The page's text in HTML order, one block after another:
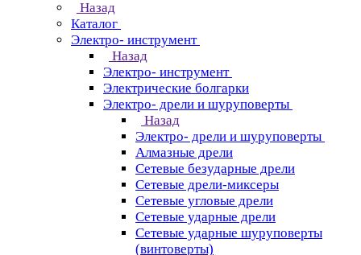
Назад
Каталог
Электро- инструмент
Назад
Электро- инструмент
Электрические болгарки
Электро- дрели и шуруповерты
Назад
Электро- дрели и шуруповерты
Алмазные дрели
Сетевые безударные дрели
Сетевые дрели-миксеры
Сетевые угловые дрели
Сетевые ударные дрели
Сетевые ударные шуруповерты
(винтоверты)